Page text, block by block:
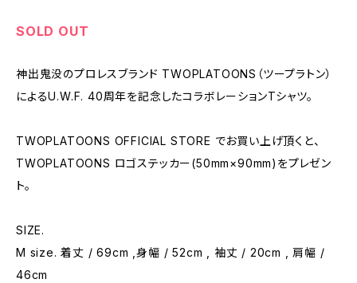
SOLD OUT
神出鬼没のプロレスブランド TWOPLATOONS（ツープラトン）
によるU.W.F. 40周年を記念したコラボレーションTシャツ。
TWOPLATOONS OFFICIAL STORE でお買い上げ頂くと、
TWOPLATOONS ロゴステッカー(50mm×90mm)をプレゼン
ト。
SIZE.
M size. 着丈 / 69cm ,身幅 / 52cm , 袖丈 / 20cm , 肩幅 /
46cm